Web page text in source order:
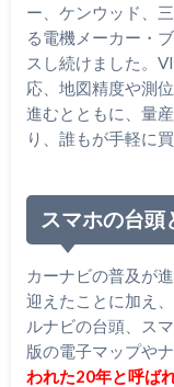
ー、ケンウッド、
る電機メーカー・
スし続けました。
応、地図精度や測
進むとともに、量
り、誰もが手軽に
スマホの台頭
カーナビの普及が
迎えたことに加え
ルナビの台頭、ス
版の電子マップや
われた20年と呼ば